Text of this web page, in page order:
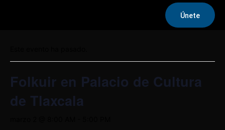
Únete
Folkuir en Palacio de Cultura
de Tlaxcala